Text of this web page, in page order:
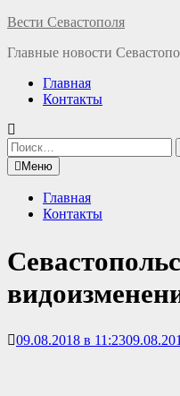
Перейти
содержимому
Вести Севастополя
Главные новости
Главная
Контакты
Найти:
Меню
Главная
Контакты
09.08.2018 в 11:23